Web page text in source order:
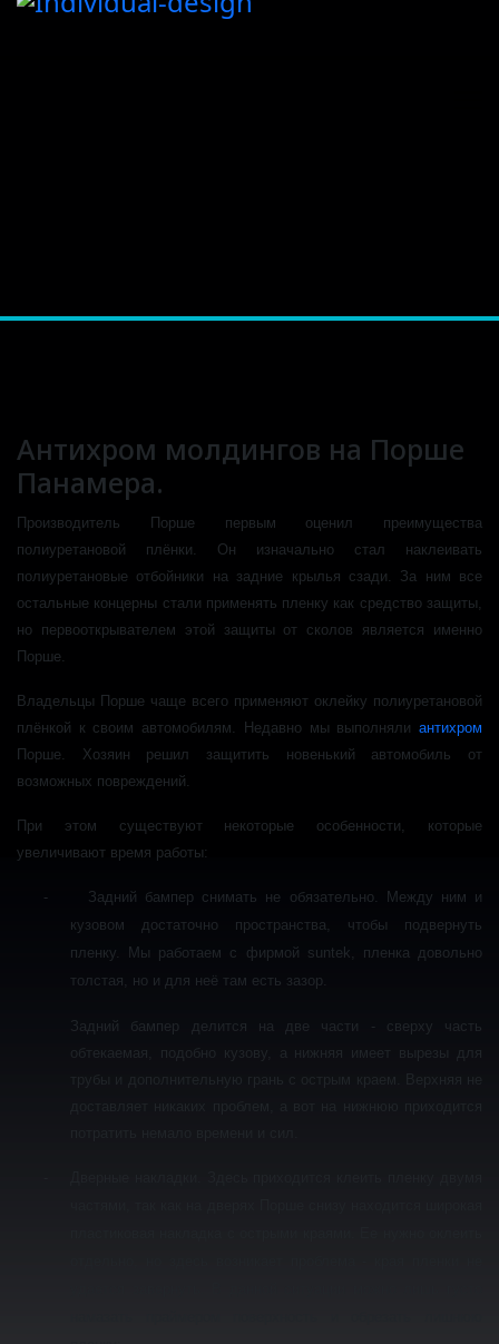
Антихром молдингов на Порше
Панамера.
Производитель Порше первым оценил преимущества
полиуретановой плёнки. Он изначально стал наклеивать
полиуретановые отбойники на задние крылья сзади. За ним все
остальные концерны стали применять пленку как средство защиты,
но первооткрывателем этой защиты от сколов является именно
Порше.
Владельцы Порше чаще всего применяют оклейку полиуретановой
плёнкой к своим автомобилям. Недавно мы выполняли антихром
Порше. Хозяин решил защитить новенький автомобиль от
возможных повреждений.
При этом существуют некоторые особенности, которые
увеличивают время работы:
-
Задний бампер снимать не обязательно. Между ним и
кузовом достаточно пространства, чтобы подвернуть
пленку. Мы работаем с фирмой suntek, пленка довольно
толстая, но и для неё там есть зазор.
Задний бампер делится на две части - сверху часть
обтекаемая, подобно кузову, а нижняя имеет вырезы для